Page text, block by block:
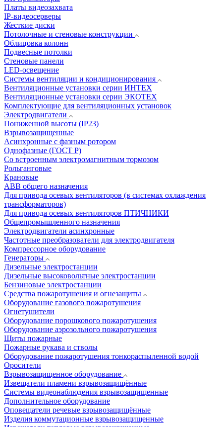
Платы видеозахвата
IP-видеосерверы
Жесткие диски
Потолочные и стеновые конструкции
Облицовка колонн
Подвесные потолки
Стеновые панели
LED-освещение
Системы вентиляции и кондиционирования
Вентиляционные установки серии ИНТЕХ
Вентиляционные установки серии ЭКОТЕХ
Комплектующие для вентиляционных установок
Электродвигатели
Пониженной высоты (IP23)
Взрывозащищенные
Асинхронные с фазным ротором
Однофазные (ГОСТ Р)
Со встроенным электромагнитным тормозом
Рольганговые
Крановые
АВВ общего назначения
Для привода осевых вентиляторов (в системах охлаждения
трансформаторов)
Для привода осевых вентиляторов ПТИЧНИКИ
Общепромышленного назначения
Электродвигатели асинхронные
Частотные преобразователи для электродвигателя
Компрессорное оборудование
Генераторы
Дизельные электростанции
Дизельные высоковольтные электростанции
Бензиновые электростанции
Средства пожаротушения и огнезащиты
Оборудование газового пожаротушения
Огнетушители
Оборудование порошкового пожаротушения
Оборудование аэрозольного пожаротушения
Щиты пожарные
Пожарные рукава и стволы
Оборудование пожаротушения тонкораспыленной водой
Оросители
Взрывозащищенное оборудование
Извещатели пламени взрывозащищённые
Системы видеонаблюдения взрывозащищенные
Дополнительное оборудование
Оповещатели речевые взрывозащищённые
Изделия коммутационные взрывозащищенные